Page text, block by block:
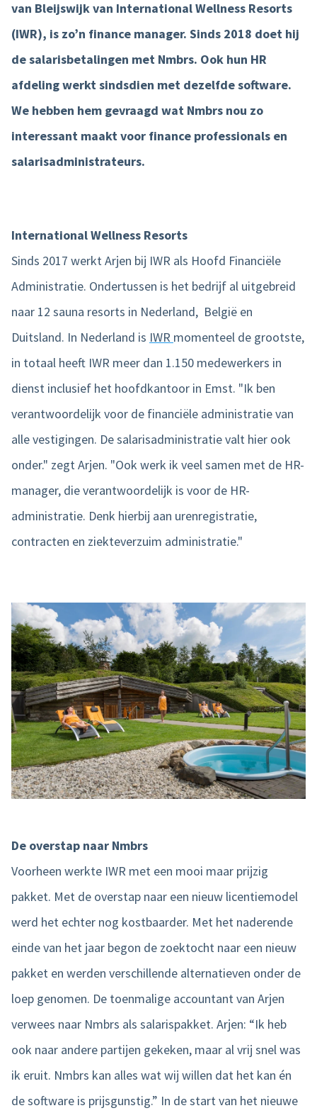
Interactieve loonstrook
Meer salaris features »
Product
Product tour
Nmbrs Marketplace
van Bleijswijk van International Wellness Resorts
(IWR), is zoʼn finance manager. Sinds 2018 doet hij
de salarisbetalingen met Nmbrs. Ook hun HR
afdeling werkt sindsdien met dezelfde software.
We hebben hem gevraagd wat Nmbrs nou zo
interessant maakt voor finance professionals en
salarisadministrateurs.
International Wellness Resorts
Sinds 2017 werkt Arjen bij IWR als Hoofd Financiële
Administratie. Ondertussen is het bedrijf al uitgebreid
naar 12 sauna resorts in Nederland, België en
Duitsland. In Nederland is IWR momenteel de grootste,
in totaal heeft IWR meer dan 1.150 medewerkers in
dienst inclusief het hoofdkantoor in Emst. "Ik ben
verantwoordelijk voor de financiële administratie van
alle vestigingen. De salarisadministratie valt hier ook
onder." zegt Arjen. "Ook werk ik veel samen met de HR-
manager, die verantwoordelijk is voor de HR-
administratie. Denk hierbij aan urenregistratie,
contracten en ziekteverzuim administratie."
De overstap naar Nmbrs
Voorheen werkte IWR met een mooi maar prijzig
pakket. Met de overstap naar een nieuw licentiemodel
werd het echter nog kostbaarder. Met het naderende
einde van het jaar begon de zoektocht naar een nieuw
pakket en werden verschillende alternatieven onder de
loep genomen. De toenmalige accountant van Arjen
verwees naar Nmbrs als salarispakket. Arjen: “Ik heb
ook naar andere partijen gekeken, maar al vrij snel was
ik eruit. Nmbrs kan alles wat wij willen dat het kan én
de software is prijsgunstig.” In de start van het nieuwe